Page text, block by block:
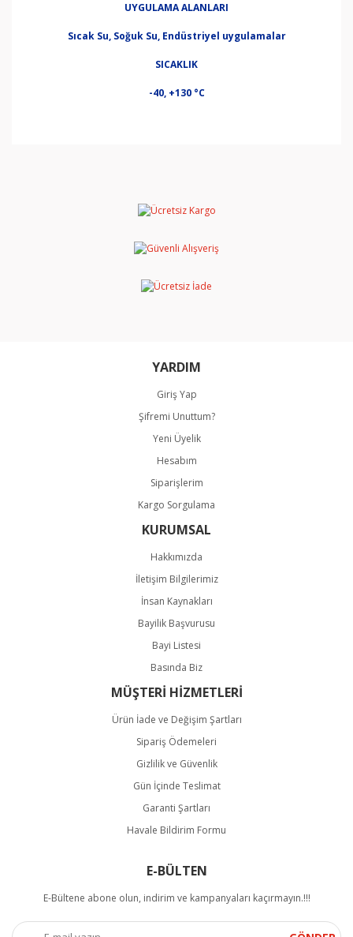
UYGULAMA ALANLARI
Sıcak Su, Soğuk Su, Endüstriyel uygulamalar
SICAKLIK
-40, +130 °C
Yorum Yaz
Ürün açıklamasında eksik bilgiler bulunuyor.
Gönder
YARDIM
Giriş Yap
Şifremi Unuttum?
Yeni Üyelik
Hesabım
Siparişlerim
Kargo Sorgulama
KURUMSAL
Hakkımızda
İletişim Bilgilerimiz
İnsan Kaynakları
Bayilik Başvurusu
Bayi Listesi
Basında Biz
MÜŞTERİ HİZMETLERİ
Ürün İade ve Değişim Şartları
Sipariş Ödemeleri
Gizlilik ve Güvenlik
Gün İçinde Teslimat
Garanti Şartları
Havale Bildirim Formu
E-BÜLTEN
E-Bültene abone olun, indirim ve kampanyaları kaçırmayın.!!!